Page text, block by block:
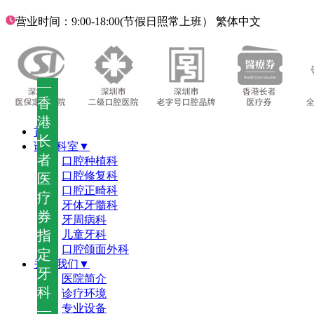
—
香
港
长
者
医
疗
券
指
定
牙
科
—
营业时间：9:00-18:00(节假日照常上班） 繁体中文
首页
诊疗科室▼
口腔种植科
口腔修复科
口腔正畸科
牙体牙髓科
牙周病科
儿童牙科
口腔颌面外科
关于我们▼
医院简介
诊疗环境
专业设备